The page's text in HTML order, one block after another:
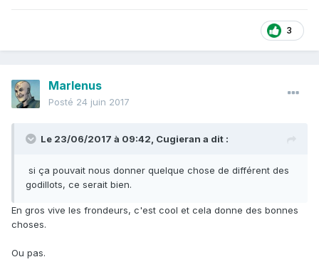
3
Marlenus
Posté 24 juin 2017
Le 23/06/2017 à 09:42, Cugieran a dit :
si ça pouvait nous donner quelque chose de différent des
godillots, ce serait bien.
En gros vive les frondeurs, c'est cool et cela donne des bonnes
choses.
Ou pas.